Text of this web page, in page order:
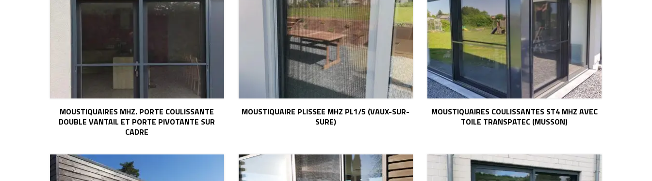
MOUSTIQUAIRES MHZ. PORTE COULISSANTE
DOUBLE VANTAIL ET PORTE PIVOTANTE SUR
CADRE
MOUSTIQUAIRE PLISSEE MHZ PL1/5 (VAUX-SUR-
SURE)
MOUSTIQUAIRES COULISSANTES ST4 MHZ AVEC
TOILE TRANSPATEC (MUSSON)